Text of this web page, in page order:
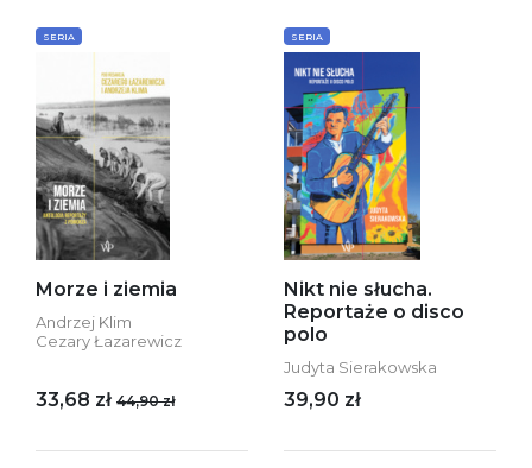
SERIA
Morze i ziemia
Andrzej Klim
Cezary Łazarewicz
33,68 zł 44,90 zł
SERIA
Nikt nie słucha.
Reportaże o disco
polo
Judyta Sierakowska
39,90 zł